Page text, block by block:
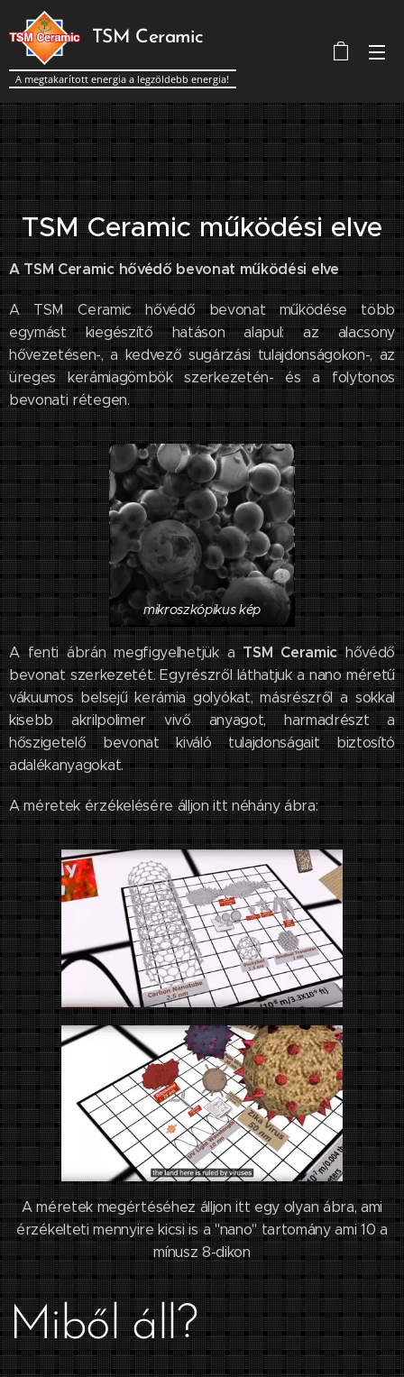
TSM Ceramic
A megtakarított energia a legzöldebb energia!
TSM Ceramic működési elve
A TSM Ceramic hővédő bevonat működési elve
A TSM Ceramic hővédő bevonat működése több
egymást kiegészítő hatáson alapul: az alacsony
hővezetésen-, a kedvező sugárzási tulajdonságokon-, az
üreges kerámiagömbök szerkezetén- és a folytonos
bevonati rétegen.
mikroszkópikus kép
A fenti ábrán megfigyelhetjük aTSM Ceramichővédő
bevonat szerkezetét. Egyrészről láthatjuk a nano méretű
vákuumos belsejű kerámia golyókat, másrészről a sokkal
kisebb akrilpolimer vivő anyagot, harmadrészt a
hőszigetelő bevonat kiváló tulajdonságait biztosító
adalékanyagokat.
A méretek érzékelésére álljon itt néhány ábra:
A méretek megértéséhez álljon itt egy olyan ábra, ami
érzékelteti mennyire kicsi is a "nano" tartomány ami 10 a
mínusz 8-dikon
Miből áll?